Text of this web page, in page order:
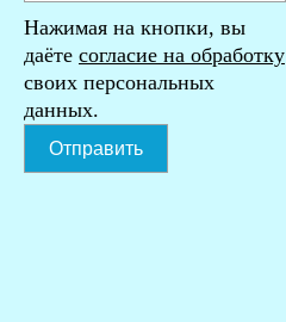
Нажимая на кнопки, вы
даёте согласие на обработку
своих персональных
данных.
Отправить